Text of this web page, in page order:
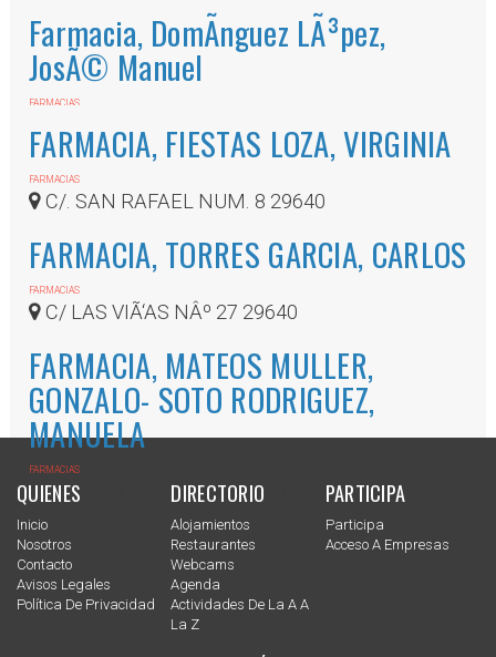
CMNO. DE LA CONDESA NÂº 12 29640
Farmacia, DomÃ­nguez LÃ³pez,
JosÃ© Manuel
FARMACIAS
FARMACIA, FIESTAS LOZA, VIRGINIA
FARMACIAS
C/. SAN RAFAEL NUM. 8 29640
FARMACIA, TORRES GARCIA, CARLOS
FARMACIAS
C/ LAS VIÃ‘AS NÂº 27 29640
FARMACIA, MATEOS MULLER,
GONZALO- SOTO RODRIGUEZ,
MANUELA
FARMACIAS
C/. MALLORCA NUM. 17 ED. AJOLIN 29640
QUIENES
Inicio
Nosotros
Contacto
Avisos Legales
Política De Privacidad
DIRECTORIO
Alojamientos
Restaurantes
Webcams
Agenda
Actividades De La A A
La Z
PARTICIPA
Participa
Acceso A Empresas